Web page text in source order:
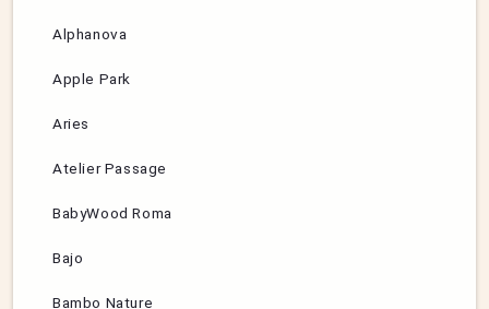
Alphanova
Apple Park
Aries
Atelier Passage
BabyWood Roma
Bajo
Bambo Nature